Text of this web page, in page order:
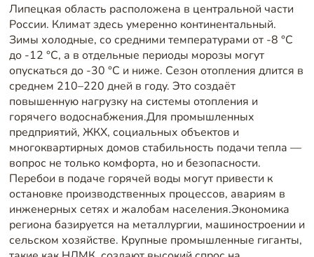
Липецкая область расположена в центральной части
России. Климат здесь умеренно континентальный.
Зимы холодные, со средними температурами от -8 °C
до -12 °C, а в отдельные периоды морозы могут
опускаться до -30 °C и ниже. Сезон отопления длится в
среднем 210–220 дней в году. Это создаёт
повышенную нагрузку на системы отопления и
горячего водоснабжения.Для промышленных
предприятий, ЖКХ, социальных объектов и
многоквартирных домов стабильность подачи тепла —
вопрос не только комфорта, но и безопасности.
Перебои в подаче горячей воды могут привести к
остановке производственных процессов, авариям в
инженерных сетях и жалобам населения.Экономика
региона базируется на металлургии, машиностроении и
сельском хозяйстве. Крупные промышленные гиганты,